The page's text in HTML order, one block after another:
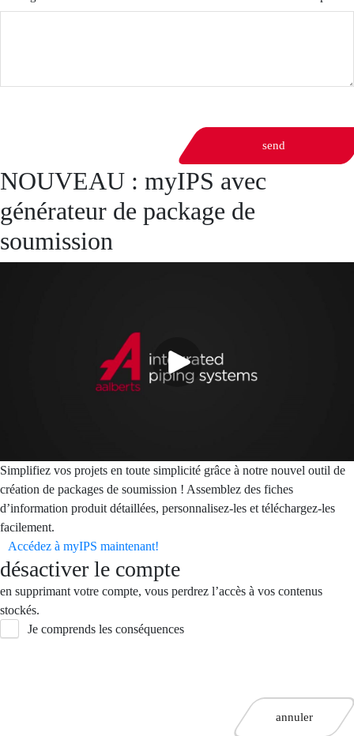
send
NOUVEAU : myIPS avec
générateur de package de
soumission
Simplifiez vos projets en toute simplicité grâce à notre nouvel outil de
création de packages de soumission ! Assemblez des fiches
d’information produit détaillées, personnalisez-les et téléchargez-les
facilement.
Accédez à myIPS maintenant!
désactiver le compte
en supprimant votre compte, vous perdrez l’accès à vos contenus
stockés.
Je comprends les conséquences
annuler